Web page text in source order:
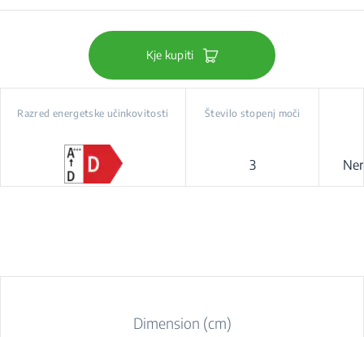
Kje kupiti
Razred energetske učinkovitosti Število stopenj moči
3
Dimension (cm)